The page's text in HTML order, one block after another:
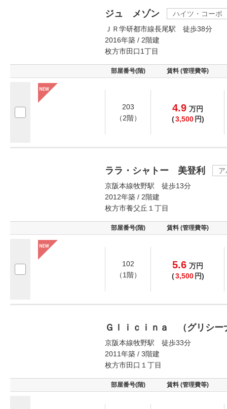
ジュ メゾン
ハイツ・コーポ
ＪＲ学研都市線長尾駅 徒歩38分
2016年築 / 2階建
枚方市田口1丁目
部屋番号(階) 賃料 (管理費等)
203
（2階）
4.9 万円
(3,500 円)
ララ・シャトー 美登利
京阪本線牧野駅 徒歩13分
2012年築 / 2階建
枚方市養父丘１丁目
部屋番号(階) 賃料 (管理費等)
102
（1階）
5.6 万円
(3,500 円)
Ｇｌｉｃｉｎａ （グリシー
京阪本線牧野駅 徒歩33分
2011年築 / 3階建
枚方市田口１丁目
部屋番号(階) 賃料 (管理費等)